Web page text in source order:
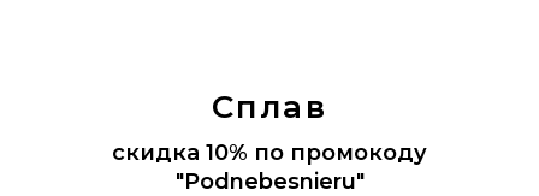
Сплав
скидка 10% по промокоду
"Podnebesnieru"